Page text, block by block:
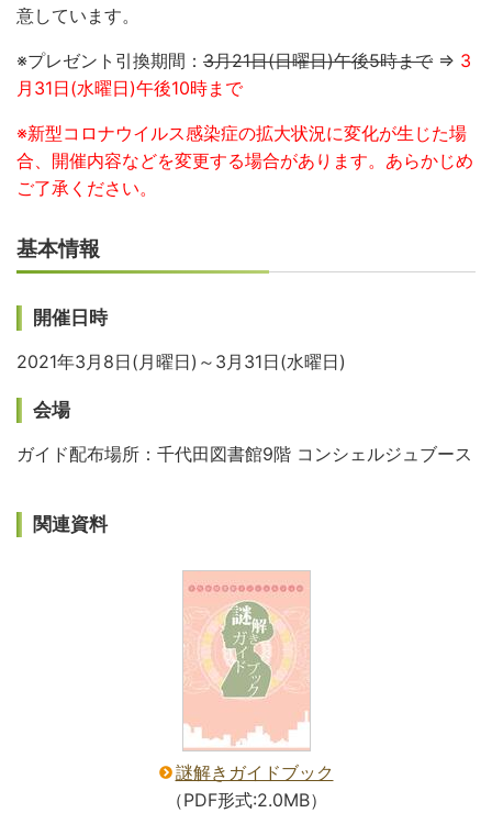
意しています。
※プレゼント引換期間： 3月21日(日曜日)午後5時まで ⇒ 3
月31日(水曜日)午後10時まで
※新型コロナウイルス感染症の拡大状況に変化が生じた場
合、開催内容などを変更する場合があります。あらかじめ
ご了承ください。
基本情報
開催日時
2021年3月8日(月曜日)～3月31日(水曜日)
会場
ガイド配布場所：千代田図書館9階 コンシェルジュブース
関連資料
謎解きガイドブック
（PDF形式:2.0MB）